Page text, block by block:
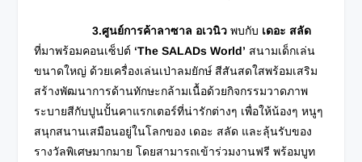
3.ศูนย์การค้าลาซาล อเวนิวพบกับ เดอะ สลัด
ที่มาพร้อมคอนเซ็ปต์ ‘The SALADs World’ สนามเด็กเล่น
ขนาดใหญ่ ด้วยเครื่องเล่นเป่าลมยักษ์ สีสันสดใสพร้อมเสริม
สร้างพัฒนาการด้านทักษะกล้ามเนื้อด้วยกิจกรรมวาดภาพ
ระบายสีกับปูนปั้นคาแรกเตอร์ที่น่ารักต่างๆ เพื่อให้น้องๆ หนูๆ
สนุกสนานเสมือนอยู่ในโลกของ เดอะ สลัด และลุ้นรับของ
รางวัลพิเศษมากมาย โดยสามารถเข้าร่วมงานฟรี พร้อมบูท